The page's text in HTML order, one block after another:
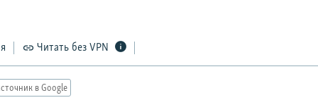
Читать без VPN
в Google